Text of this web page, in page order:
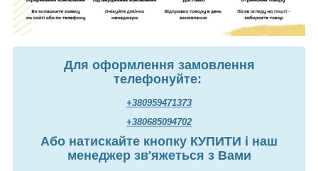
Для оформлення замовлення
телефонуйте:
+380959471373
+380685094702
Або натискайте кнопку КУПИТИ і наш
менеджер зв'яжеться з Вами